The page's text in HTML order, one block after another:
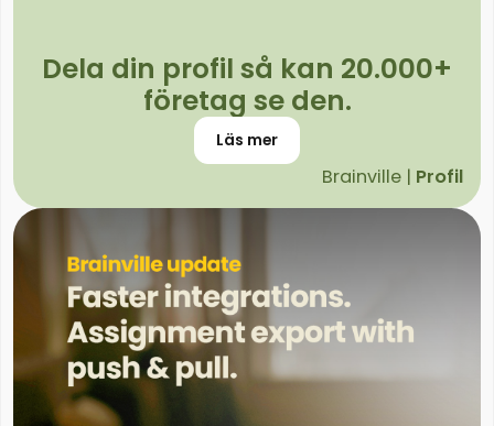
Dela din profil så kan 20.000+
företag se den.
Läs mer
Brainville | Profil